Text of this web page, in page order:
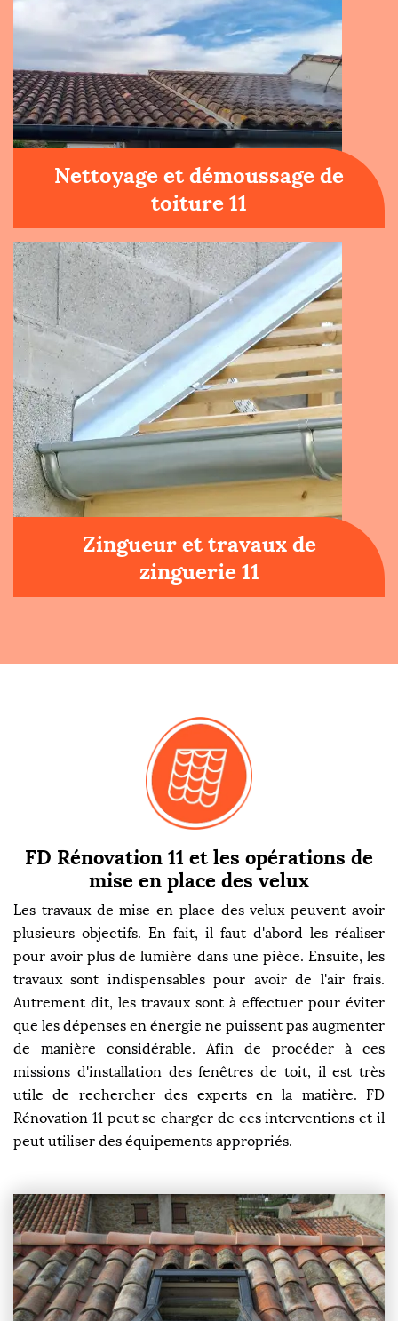
Nettoyage et démoussage de
toiture 11
Zingueur et travaux de
zinguerie 11
FD Rénovation 11 et les opérations de
mise en place des velux
Les travaux de mise en place des velux peuvent avoir
plusieurs objectifs. En fait, il faut d'abord les réaliser
pour avoir plus de lumière dans une pièce. Ensuite, les
travaux sont indispensables pour avoir de l'air frais.
Autrement dit, les travaux sont à effectuer pour éviter
que les dépenses en énergie ne puissent pas augmenter
de manière considérable. Afin de procéder à ces
missions d'installation des fenêtres de toit, il est très
utile de rechercher des experts en la matière. FD
Rénovation 11 peut se charger de ces interventions et il
peut utiliser des équipements appropriés.